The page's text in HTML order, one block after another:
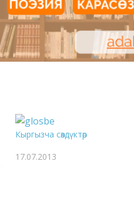
Кыргызча сөздүктөр
17.07.2013